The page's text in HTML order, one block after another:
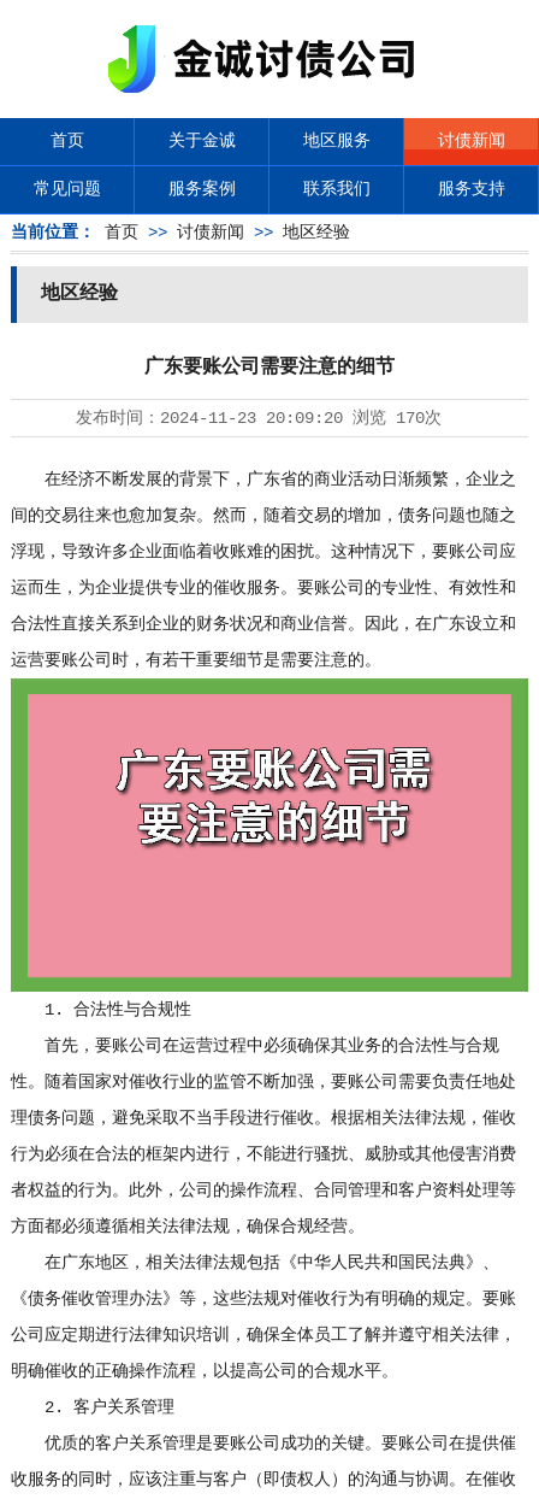
首页 关于金诚 地区服务 讨债新闻
常见问题 服务案例 联系我们 服务支持
当前位置： 首页 >> 讨债新闻 >> 地区经验
地区经验
广东要账公司需要注意的细节
发布时间： 2024-11-23 20:09:20浏览 170次
在经济不断发展的背景下，广东省的商业活动日渐频繁，企业之
间的交易往来也愈加复杂。然而，随着交易的增加，债务问题也随之
浮现，导致许多企业面临着收账难的困扰。这种情况下，要账公司应
运而生，为企业提供专业的催收服务。要账公司的专业性、有效性和
合法性直接关系到企业的财务状况和商业信誉。因此，在广东设立和
运营要账公司时，有若干重要细节是需要注意的。
1. 合法性与合规性
首先，要账公司在运营过程中必须确保其业务的合法性与合规
性。随着国家对催收行业的监管不断加强，要账公司需要负责任地处
理债务问题，避免采取不当手段进行催收。根据相关法律法规，催收
行为必须在合法的框架内进行，不能进行骚扰、威胁或其他侵害消费
者权益的行为。此外，公司的操作流程、合同管理和客户资料处理等
方面都必须遵循相关法律法规，确保合规经营。
在广东地区，相关法律法规包括《中华人民共和国民法典》、
《债务催收管理办法》等，这些法规对催收行为有明确的规定。要账
公司应定期进行法律知识培训，确保全体员工了解并遵守相关法律，
明确催收的正确操作流程，以提高公司的合规水平。
2. 客户关系管理
优质的客户关系管理是要账公司成功的关键。要账公司在提供催
收服务的同时，应该注重与客户（即债权人）的沟通与协调。在催收